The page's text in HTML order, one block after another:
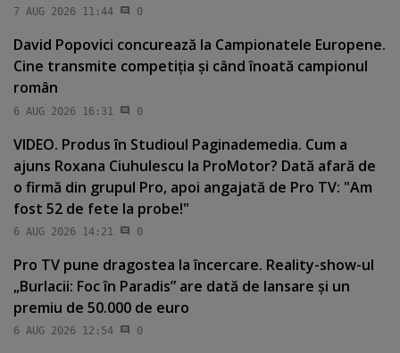
7 AUG 2026 11:44 0
David Popovici concurează la Campionatele Europene.
Cine transmite competiţia şi când înoată campionul
român
6 AUG 2026 16:31 0
VIDEO. Produs în Studioul Paginademedia. Cum a
ajuns Roxana Ciuhulescu la ProMotor? Dată afară de
o firmă din grupul Pro, apoi angajată de Pro TV: "Am
fost 52 de fete la probe!"
6 AUG 2026 14:21 0
Pro TV pune dragostea la încercare. Reality-show-ul
„Burlacii: Foc în Paradis” are dată de lansare şi un
premiu de 50.000 de euro
6 AUG 2026 12:54 0